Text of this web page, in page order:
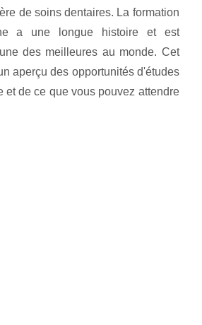
de soins dentaires. La formation
a une longue histoire et est
des meilleures au monde. Cet
aperçu des opportunités d'études
et de ce que vous pouvez attendre